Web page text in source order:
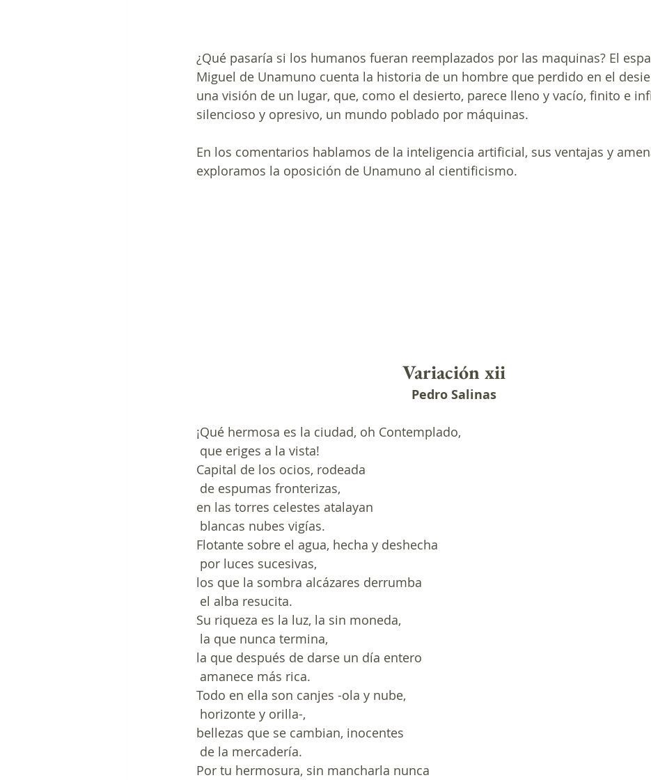
¿Qué pasaría si los humanos fueran reemplazados por las maquinas? El
Miguel de Unamuno cuenta la historia de un hombre que perdido en el
una visión de un lugar, que, como el desierto, parece lleno y vacío, finito e
silencioso y opresivo, un mundo poblado por máquinas.
En los comentarios hablamos de la inteligencia artificial, sus ventajas y
exploramos la oposición de Unamuno al cientificismo.
Variación xii
Pedro Salinas
¡Qué hermosa es la ciudad, oh Contemplado,
que eriges a la vista!
Capital de los ocios, rodeada
de espumas fronterizas,
en las torres celestes atalayan
blancas nubes vigías.
Flotante sobre el agua, hecha y deshecha
por luces sucesivas,
los que la sombra alcázares derrumba
el alba resucita.
Su riqueza es la luz, la sin moneda,
la que nunca termina,
la que después de darse un día entero
amanece más rica.
Todo en ella son canjes -ola y nube,
horizonte y orilla-,
bellezas que se cambian, inocentes
de la mercadería.
Por tu hermosura, sin mancharla nunca